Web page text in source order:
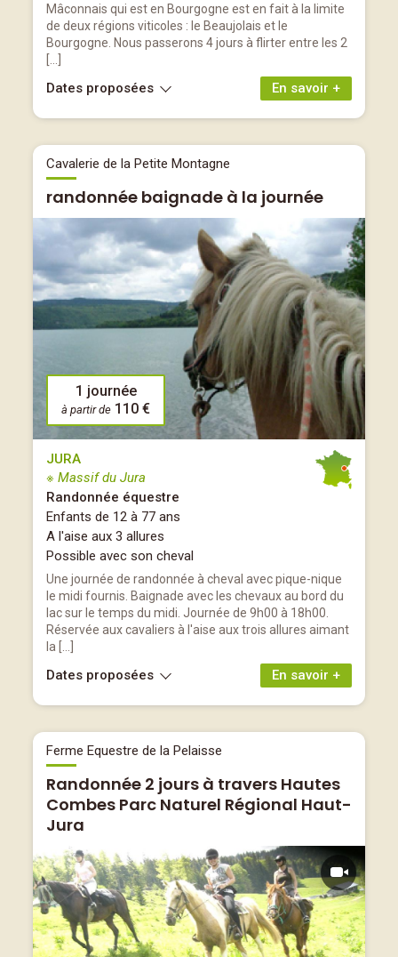
Mâconnais qui est en Bourgogne est en fait à la limite
de deux régions viticoles : le Beaujolais et le
Bourgogne. Nous passerons 4 jours à flirter entre les 2
En savoir +
Dates proposées
Cavalerie de la Petite Montagne
randonnée baignade à la journée
1 journée
à partir de 110 €
JURA
※ Massif du Jura
Randonnée équestre
Enfants de 12 à 77 ans
A l'aise aux 3 allures
Possible avec son cheval
Une journée de randonnée à cheval avec pique-nique
le midi fournis. Baignade avec les chevaux au bord du
lac sur le temps du midi. Journée de 9h00 à 18h00.
Réservée aux cavaliers à l'aise aux trois allures aimant
la […]
En savoir +
Dates proposées
Ferme Equestre de la Pelaisse
Randonnée 2 jours à travers Hautes
Combes Parc Naturel Régional Haut-
Jura